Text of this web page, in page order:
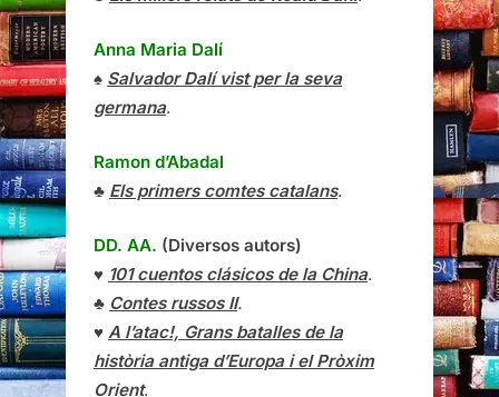
Anna Maria Dalí
♠ Salvador Dalí vist per la seva
germana.
Ramon d’Abadal
♣ Els primers comtes catalans.
DD. AA. (Diversos autors)
♥ 101 cuentos clásicos de la China.
♣ Contes russos II.
♥ A l’atac!, Grans batalles de la
història antiga d’Europa i el Pròxim
Orient.